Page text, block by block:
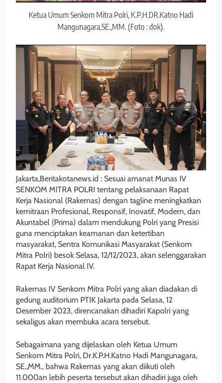
Ketua Umum Senkom Mitra Polri, K.P.H.DR.Katno Hadi
Mangunagara,SE.,MM. (Foto : dok).
Jakarta,Beritakotanews.id : Sesuai amanat Munas IV
SENKOM MITRA POLRI tentang pelaksanaan Rapat
Kerja Nasional (Rakernas) dengan tagline meningkatkan
kemitraan Profesional, Responsif, Inovatif, Modern, dan
Akuntabel (Prima) dalam mendukung Polri yang Presisi
guna menciptakan keamanan dan ketertiban
masyarakat, Sentra Komunikasi Masyarakat (Senkom
Mitra Polri) besok Selasa, 12/12/2023, akan selenggarakan
Rapat Kerja Nasional IV.
Rakernas IV Senkom Mitra Polri yang akan diadakan di
gedung auditorium PTIK Jakarta pada Selasa, 12
Desember 2023, direncanakan dihadiri Kapolri yang
sekaligus akan membuka acara tersebut.
Sebagaimana yang dijelaskan oleh Ketua Umum
Senkom Mitra Polri, Dr.K.P.H.Katno Hadi Mangunagara,
SE.,MM., bahwa Rakernas yang akan diikuti oleh
11.000an lebih peserta tersebut akan dihadiri juga oleh